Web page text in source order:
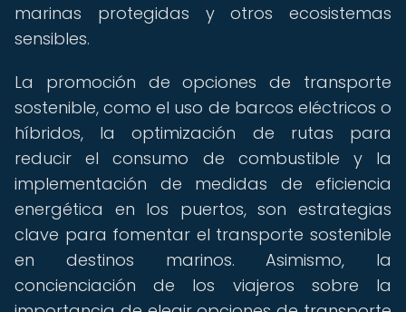
marinas protegidas y otros ecosistemas
sensibles.
La promoción de opciones de transporte
sostenible, como el uso de barcos eléctricos o
híbridos, la optimización de rutas para
reducir el consumo de combustible y la
implementación de medidas de eficiencia
energética en los puertos, son estrategias
clave para fomentar el transporte sostenible
en destinos marinos. Asimismo, la
concienciación de los viajeros sobre la